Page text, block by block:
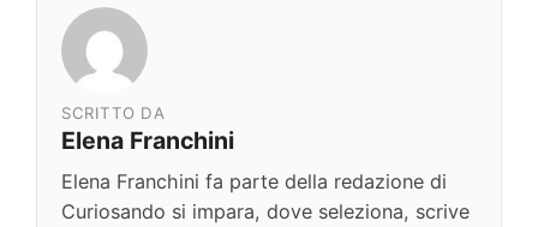
SCRITTO DA
Elena Franchini
Elena Franchini fa parte della redazione di
Curiosando si impara, dove seleziona, scrive